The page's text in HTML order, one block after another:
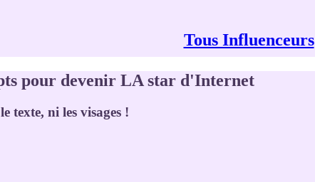
Tous Influenceurs
pour devenir LA star d'Internet
texte, ni les visages !